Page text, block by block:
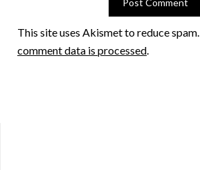
This site uses Akismet to reduce spam.
comment data is processed.